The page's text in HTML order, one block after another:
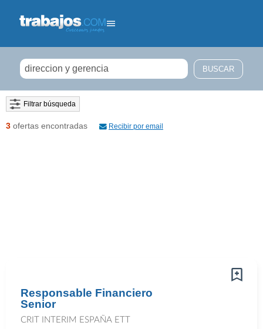
Filtrar búsqueda
3 ofertas encontradas Recibir por email
Responsable Financiero
Senior
CRIT INTERIM ESPAÑA ETT